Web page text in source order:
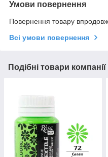
Умови повернення
Повернення товару
Всі умови повернення
Подібні товари компанії